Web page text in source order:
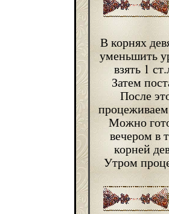
В корнях
уменьшить
взять 1
Затем
После
Можно
вечером в
корней
Утром